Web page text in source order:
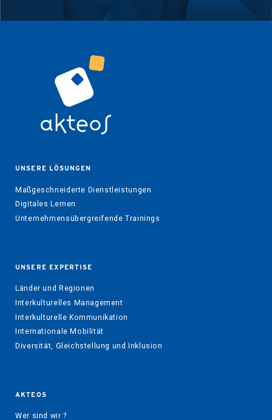
UNSERE LÖSUNGEN
Maßgeschneiderte Dienstleistungen
Digitales Lernen
Unternehmensübergreifende Trainings
UNSERE EXPERTISE
Länder und Regionen
Interkulturelles Management
Interkulturelle Kommunikation
Internationale Mobilität
Diversität, Gleichstellung und Inklusion
AKTEOS
Wer sind wir ?